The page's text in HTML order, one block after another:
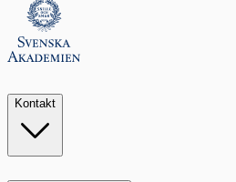
Kontakt